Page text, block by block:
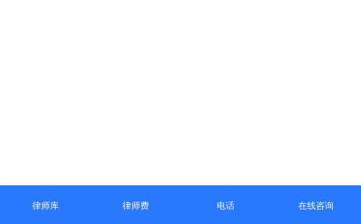
律师库 律师费 电话 在线咨询